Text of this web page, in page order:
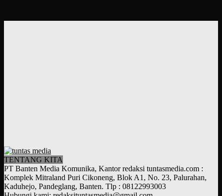
TENTANG KITA
PT Banten Media Komunika, Kantor redaksi tuntasmedia.com :
Komplek Mitraland Puri Cikoneng, Blok A1, No. 23, Palurahan,
Kaduhejo, Pandeglang, Banten. Tlp : 08122993003